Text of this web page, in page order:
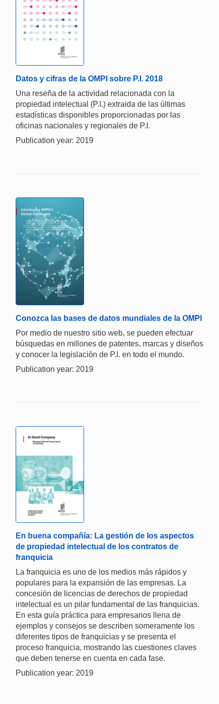
Datos y cifras de la OMPI sobre P.I. 2018
Una reseña de la actividad relacionada con la
propiedad intelectual (P.I.) extraida de las últimas
estadísticas disponibles proporcionadas por las
oficinas nacionales y regionales de P.I.
Publication year: 2019
Conozca las bases de datos mundiales de la OMPI
Por medio de nuestro sitio web, se pueden efectuar
búsquedas en millones de patentes, marcas y diseños
y conocer la legislación de P.I. en todo el mundo.
Publication year: 2019
En buena compañía: La gestión de los aspectos
de propiedad intelectual de los contratos de
franquicia
La franquicia es uno de los medios más rápidos y
populares para la expansión de las empresas. La
concesión de licencias de derechos de propiedad
intelectual es un pilar fundamental de las franquicias.
En esta guía práctica para empresarios llena de
ejemplos y consejos se describen someramente los
diferentes tipos de franquicias y se presenta el
proceso franquicia, mostrando las cuestiones claves
que deben tenerse en cuenta en cada fase.
Publication year: 2019